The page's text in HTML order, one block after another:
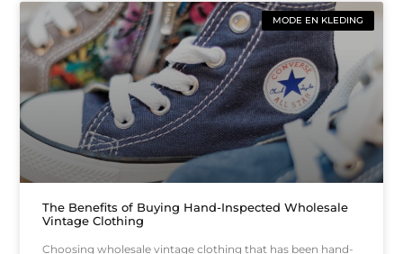
MODE EN KLEDING
The Benefits of Buying Hand-Inspected Wholesale
Vintage Clothing
Choosing wholesale vintage clothing that has been hand-